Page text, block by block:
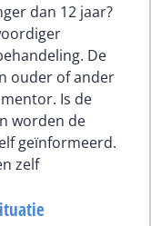
dan 12 jaar?
De
ouder of ander
Is de
worden de
geïnformeerd.
zelf